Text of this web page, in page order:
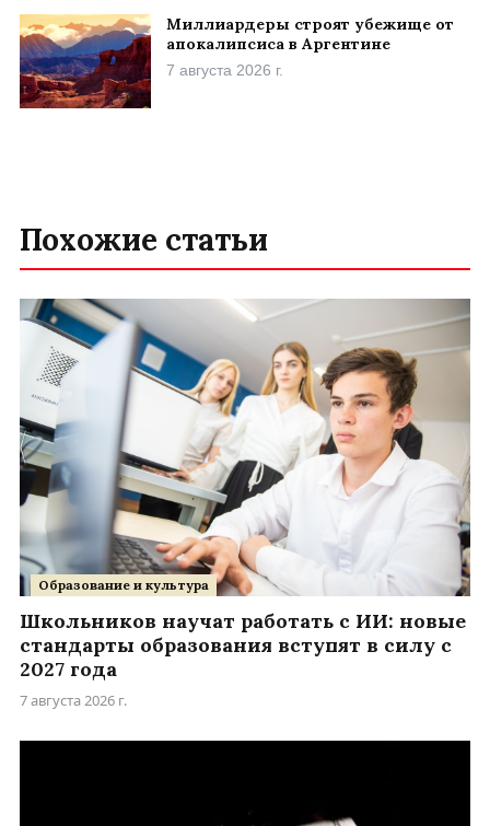
Миллиардеры строят убежище от
апокалипсиса в Аргентине
7 августа 2026 г.
Похожие статьи
Образование и культура
Школьников научат работать с ИИ: новые
стандарты образования вступят в силу с
2027 года
7 августа 2026 г.